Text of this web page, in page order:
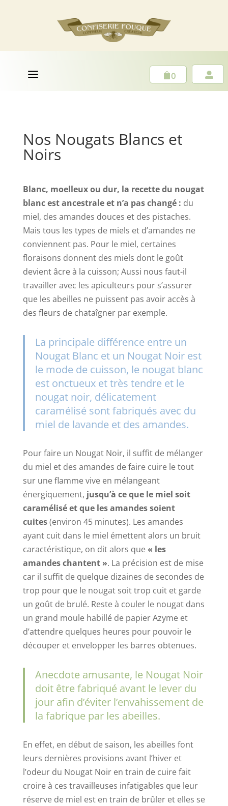
a 0 
Nos Nougats Blancs et
Noirs
Blanc, moelleux ou dur, la recette du nougat
blanc est ancestrale et n’a pas changé : du
miel, des amandes douces et des pistaches.
Mais tous les types de miels et d’amandes ne
conviennent pas. Pour le miel, certaines
floraisons donnent des miels dont le goût
devient âcre à la cuisson; Aussi nous faut-il
travailler avec les apiculteurs pour s’assurer
que les abeilles ne puissent pas avoir accès à
des fleurs de chataîgner par exemple.
La principale différence entre un
Nougat Blanc et un Nougat Noir est
le mode de cuisson, le nougat blanc
est onctueux et très tendre et le
nougat noir, délicatement
caramélisé sont fabriqués avec du
miel de lavande et des amandes.
Pour faire un Nougat Noir, il suffit de mélanger
du miel et des amandes de faire cuire le tout
sur une flamme vive en mélangeant
énergiquement, jusqu’à ce que le miel soit
caramélisé et que les amandes soient
cuites(environ 45 minutes). Les amandes
ayant cuit dans le miel émettent alors un bruit
caractéristique, on dit alors que« les
amandes chantent ». La précision est de mise
car il suffit de quelque dizaines de secondes de
trop pour que le nougat soit trop cuit et garde
un goût de brulé. Reste à couler le nougat dans
un grand moule habillé de papier Azyme et
d’attendre quelques heures pour pouvoir le
découper et envelopper les barres obtenues.
Anecdote amusante, le Nougat Noir
doit être fabriqué avant le lever du
jour afin d’éviter l’envahissement de
la fabrique par les abeilles.
En effet, en début de saison, les abeilles font
leurs dernières provisions avant l’hiver et
l’odeur du Nougat Noir en train de cuire fait
croire à ces travailleuses infatigables que leur
réserve de miel est en train de brûler et elles se